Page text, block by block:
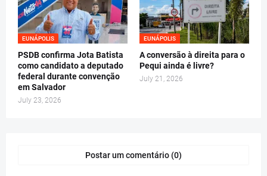
EUNÁPOLIS
PSDB confirma Jota Batista
como candidato a deputado
federal durante convenção
em Salvador
July 23, 2026
EUNÁPOLIS
A conversão à direita para o
Pequi ainda é livre?
July 21, 2026
Postar um comentário (0)